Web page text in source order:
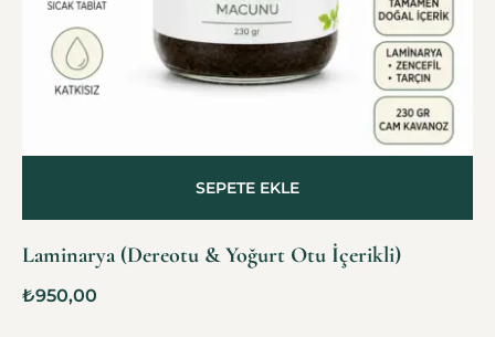
Laminarya (Dereotu & Yoğurt Otu İçerikli)
₺950,00
SEPETE EKLE